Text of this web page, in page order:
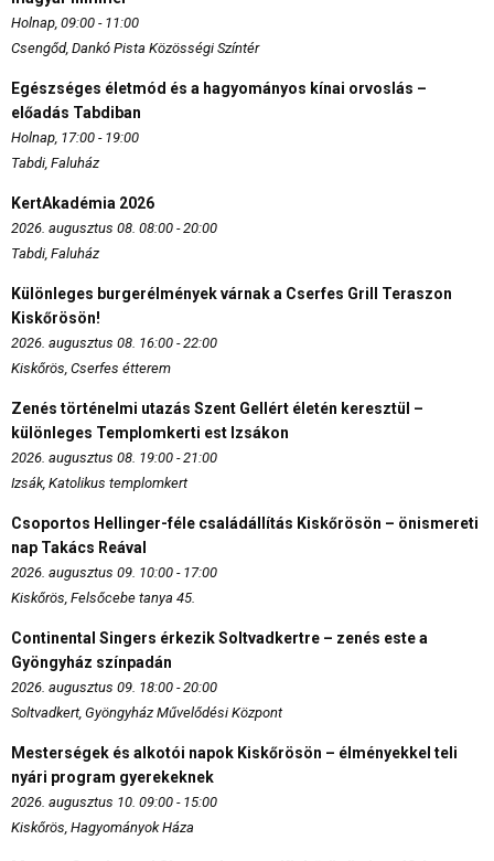
Holnap, 09:00 - 11:00
Csengőd, Dankó Pista Közösségi Színtér
Egészséges életmód és a hagyományos kínai orvoslás –
előadás Tabdiban
Holnap, 17:00 - 19:00
Tabdi, Faluház
KertAkadémia 2026
2026. augusztus 08. 08:00 - 20:00
Tabdi, Faluház
Különleges burgerélmények várnak a Cserfes Grill Teraszon
Kiskőrösön!
2026. augusztus 08. 16:00 - 22:00
Kiskőrös, Cserfes étterem
Zenés történelmi utazás Szent Gellért életén keresztül –
különleges Templomkerti est Izsákon
2026. augusztus 08. 19:00 - 21:00
Izsák, Katolikus templomkert
Csoportos Hellinger-féle családállítás Kiskőrösön – önismereti
nap Takács Reával
2026. augusztus 09. 10:00 - 17:00
Kiskőrös, Felsőcebe tanya 45.
Continental Singers érkezik Soltvadkertre – zenés este a
Gyöngyház színpadán
2026. augusztus 09. 18:00 - 20:00
Soltvadkert, Gyöngyház Művelődési Központ
Mesterségek és alkotói napok Kiskőrösön – élményekkel teli
nyári program gyerekeknek
2026. augusztus 10. 09:00 - 15:00
Kiskőrös, Hagyományok Háza